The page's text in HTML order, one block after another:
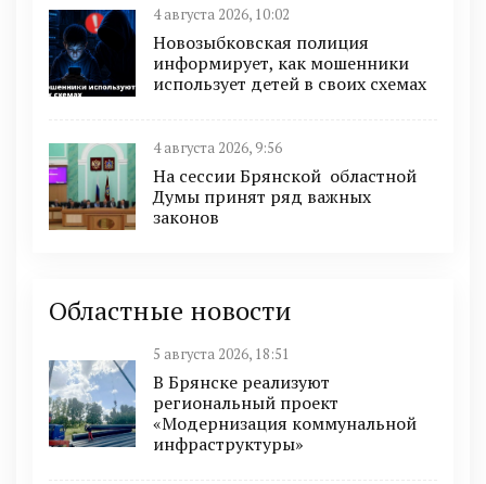
4 августа 2026, 10:02
Новозыбковская полиция
информирует, как мошенники
использует детей в своих схемах
4 августа 2026, 9:56
На сессии Брянской областной
Думы принят ряд важных
законов
Областные новости
5 августа 2026, 18:51
В Брянске реализуют
региональный проект
«Модернизация коммунальной
инфраструктуры»